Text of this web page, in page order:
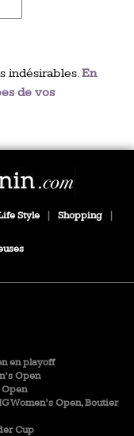
indésirables.En
de vos
Style Shopping
en playoff
Open
Open
Women’s Open, Boutier
Cup